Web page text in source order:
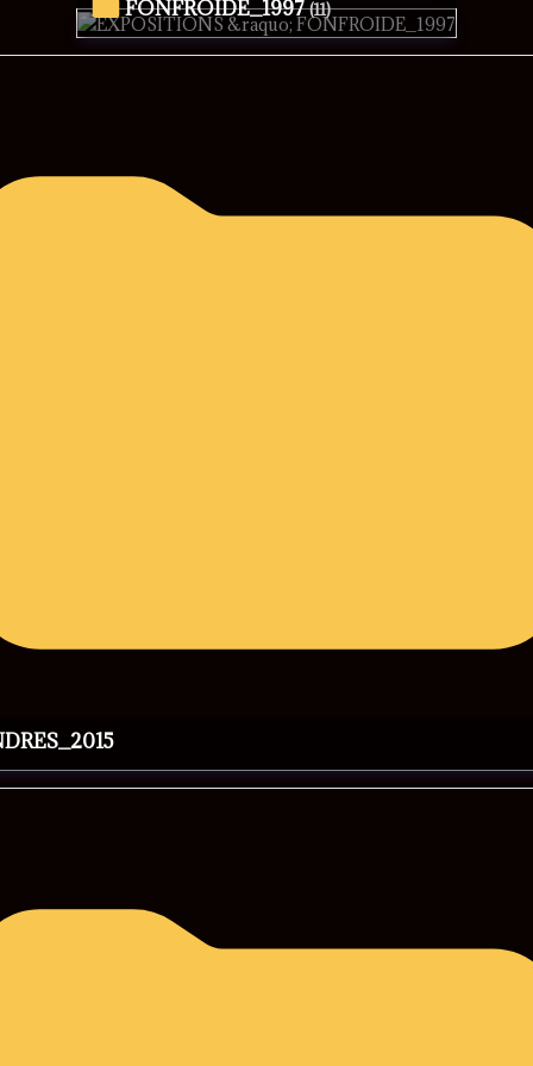
FONFROIDE_1997 (11)